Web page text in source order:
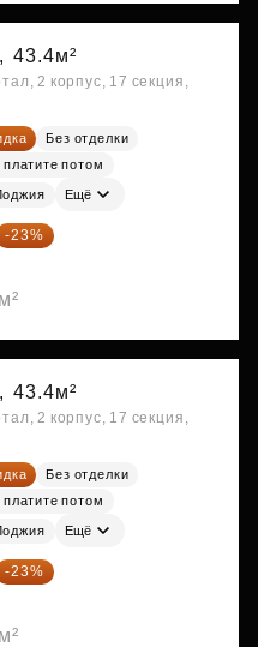
43.4м²
2 корпус, 17 секция,
Без отделки
потом
Ещё
-23%
43.4м²
2 корпус, 17 секция,
Без отделки
потом
Ещё
-23%